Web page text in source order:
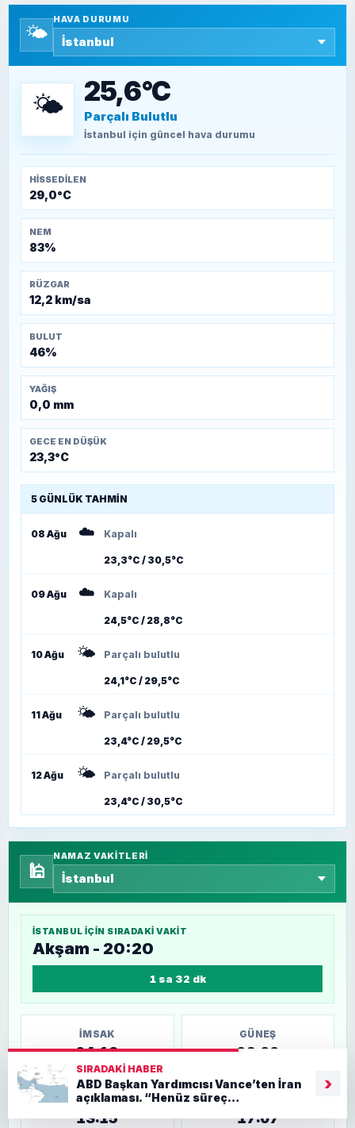
SEYFULLAH ÇİÇEK
TEOMAN ALPASLAN
Kütahya-Eskişehir Muharebeleri (10-24
🌤️
HAVA DURUMU
🌤️ 25,6°C
Parçalı Bulutlu
İstanbul için güncel hava durumu
HISSEDILEN
29,0°C
NEM
83%
RÜZGAR
12,2 km/sa
BULUT
46%
YAĞIŞ
0,0 mm
GECE EN DÜŞÜK
23,3°C
5 GÜNLÜK TAHMIN
08 Ağu ☁️ Kapalı
23,3°C / 30,5°C
09 Ağu ☁️ Kapalı
24,5°C / 28,8°C
10 Ağu 🌤️ Parçalı bulutlu
24,1°C / 29,5°C
11 Ağu 🌤️ Parçalı bulutlu
23,4°C / 29,5°C
12 Ağu 🌤️ Parçalı bulutlu
23,4°C / 30,5°C
🕌
NAMAZ VAKITLERI
İSTANBUL IÇIN SIRADAKI VAKIT
Akşam - 20:20
1 sa 32 dk
İMSAK
04:19
GÜNEŞ
06:00
ÖĞLE
13:15 17:07
SIRADAKI HABER
ABD Başkan Yardımcısı Vance’ten İran
açıklaması. “Henüz süreç
›